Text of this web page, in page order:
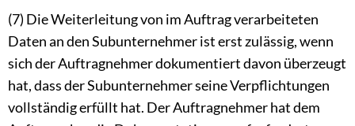
(7) Die Weiterleitung von im Auftrag verarbeiteten
Daten an den Subunternehmer ist erst zulässig, wenn
sich der Auftragnehmer dokumentiert davon überzeugt
hat, dass der Subunternehmer seine Verpflichtungen
vollständig erfüllt hat. Der Auftragnehmer hat dem